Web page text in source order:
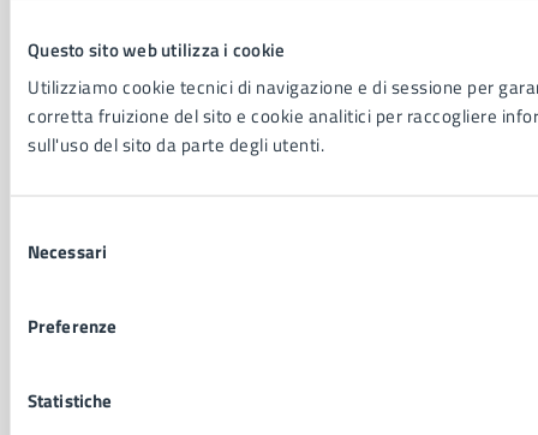
Questo sito web utilizza i cookie
Utilizziamo cookie tecnici di navigazione e di sessione per
corretta fruizione del sito e cookie analitici per raccogliere
sull'uso del sito da parte degli utenti.
delNecessari
Preferenze
Statistiche
CATEGORIE DI SERVIZIO
Ambiente
Anagrafe e stato civile
Autorizzazioni
Educazione e formazione
Salute, benessere e assistenza
Vita lavorativa